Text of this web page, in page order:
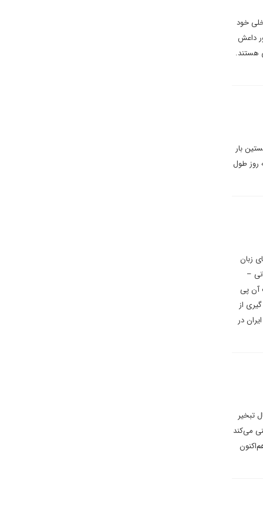
خود
داعش
هستند.
بار
روز طول
زبان
–
آن پی
از
در
تبخیر
۲۰ سانتی‌متر عقب‌نشینی می‌کند
هم‌اکنون